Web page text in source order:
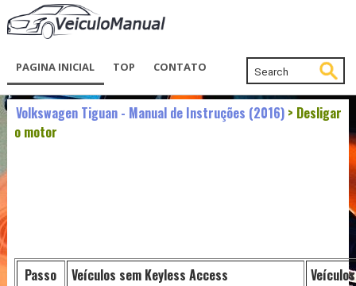
PAGINA INICIAL TOP CONTATO
Volkswagen Tiguan - Manual de Instruções (2016)> Desligar
o motor
Passo Veículos sem Keyless Access